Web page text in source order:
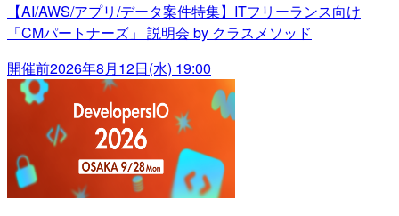
【AI/AWS/アプリ/データ案件特集】ITフリーランス向け
「CMパートナーズ」 説明会 by クラスメソッド
開催前2026年8月12日(水) 19:00